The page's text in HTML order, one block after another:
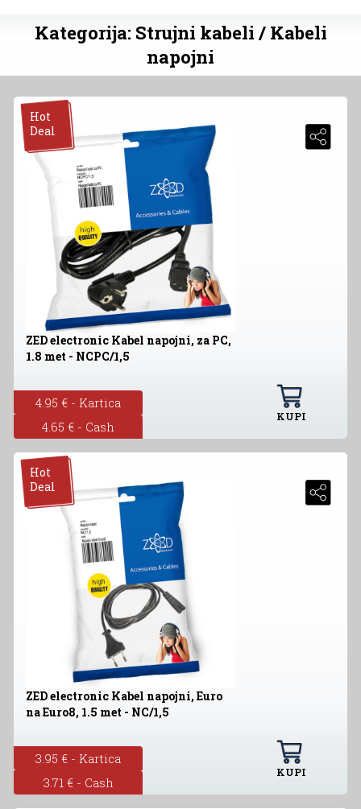
Kategorija: Strujni kabeli / Kabeli
napojni
Hot
Deal
ZED electronic Kabel napojni, za PC,
1.8 met - NCPC/1,5
4.95 € - Kartica
4.65 € - Cash
KUPI
Hot
Deal
ZED electronic Kabel napojni, Euro
na Euro8, 1.5 met - NC/1,5
3.95 € - Kartica
3.71 € - Cash
KUPI